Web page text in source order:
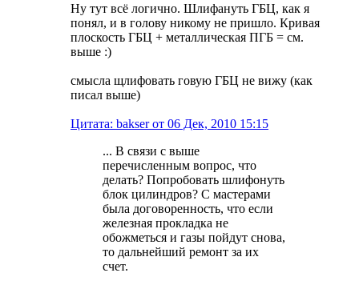
Ну тут всё логично. Шлифануть ГБЦ, как я
понял, и в голову никому не пришло. Кривая
плоскость ГБЦ + металлическая ПГБ = см.
выше :)
смысла щлифовать говую ГБЦ не вижу (как
писал выше)
Цитата: bakser от 06 Дек, 2010 15:15
... В связи с выше
перечисленным вопрос, что
делать? Попробовать шлифонуть
блок цилиндров? С мастерами
была договоренность, что если
железная прокладка не
обожметься и газы пойдут снова,
то дальнейший ремонт за их
счет.